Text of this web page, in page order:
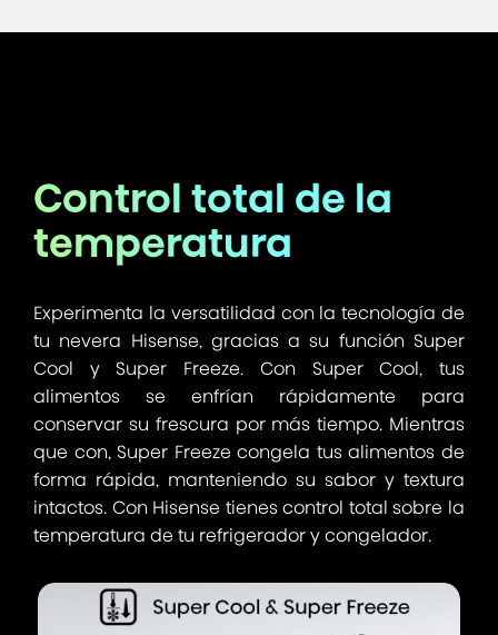
Control total de la
temperatura
Experimenta la versatilidad con la tecnología de
tu nevera Hisense, gracias a su función Super
Cool y Super Freeze. Con Super Cool, tus
alimentos se enfrían rápidamente para
conservar su frescura por más tiempo. Mientras
que con, Super Freeze congela tus alimentos de
forma rápida, manteniendo su sabor y textura
intactos. Con Hisense tienes control total sobre la
temperatura de tu refrigerador y congelador.